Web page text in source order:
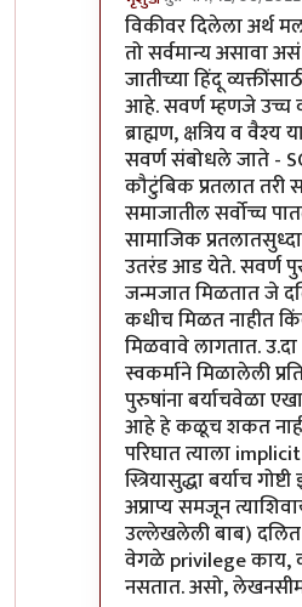
In reply toसवर्ण /
विकीवर दिलेला अर्थ
तो सर्वमान्य असावा
जातीच्या हिंदू
आहे. सवर्ण म्हणजे उच्च
ब्राह्मण, क्षत्रिय व वैश्य
सवर्ण संबोधले जाते -
कौटुंबिक प्रतलात तरी
समाजातील सर्वोच्च
सामाजिक
उतरंड आड येते. सवर्ण
जन्मजात मिळतात जे
कधीच मिळत नाहीत
मिळवावे लागतात.
स्वकर्माने मिळालेली
पुरुषांना बर्याचवेळा
आहे हे कळूच शकत नाही
परिघात त्याला
स्त्रियासुद्धा बर्याच
अप्राप्य समजून
उल्लेखलेली बाब) दलित
वेगळे privilege काय,
नसतात. असो,